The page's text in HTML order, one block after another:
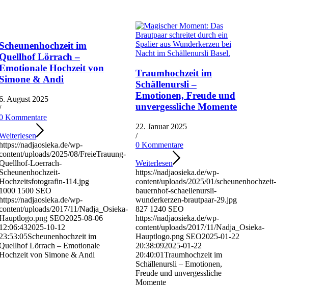
Scheunenhochzeit im
Quellhof Lörrach –
Hochzeit von
Simone & Andi
August 2025
Kommentare
nadjaosieka.de/wp-
uploads/2025/08/FreieTrauung-
Loerrach-
Scheunenhochzeit-
114.jpg
1000 1500 SEO
nadjaosieka.de/wp-
uploads/2017/11/Nadja_Osieka-
SEO2025-08-06
12:06:432025-10-12
23:53:05Scheunenhochzeit im
Lörrach – Emotionale
von Simone & Andi
Traumhochzeit im
Schällenursli –
Emotionen, Freude und
unvergessliche Momente
22. Januar 2025
/
0 Kommentare
Weiterlesen
https://nadjaosieka.de/wp-
content/uploads/2025/01/scheunenhochzeit-
bauernhof-schaellenursli-
wunderkerzen-brautpaar-29.jpg
827 1240 SEO
https://nadjaosieka.de/wp-
content/uploads/2017/11/Nadja_Osieka-
Hauptlogo.png SEO2025-01-22
20:38:092025-01-22
20:40:01Traumhochzeit im
Schällenursli – Emotionen,
Freude und unvergessliche
Momente